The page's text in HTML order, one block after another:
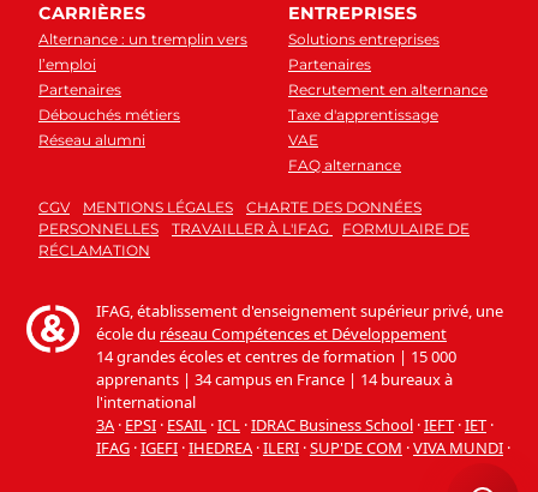
CARRIÈRES
Alternance : un tremplin vers
l’emploi
Partenaires
Débouchés métiers
Réseau alumni
ENTREPRISES
Solutions entreprises
Partenaires
Recrutement en alternance
Taxe d'apprentissage
VAE
FAQ alternance
CGV MENTIONS LÉGALES
CHARTE DES DONNÉES
PERSONNELLES
TRAVAILLER À L'IFAG
FORMULAIRE DE
RÉCLAMATION